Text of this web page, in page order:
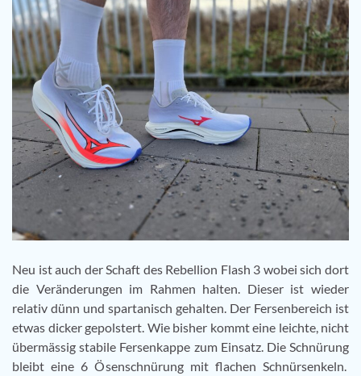
Neu ist auch der Schaft des Rebellion Flash 3 wobei sich dort
die Veränderungen im Rahmen halten. Dieser ist wieder
relativ dünn und spartanisch gehalten. Der Fersenbereich ist
etwas dicker gepolstert. Wie bisher kommt eine leichte, nicht
übermässig stabile Fersenkappe zum Einsatz. Die Schnürung
bleibt eine 6 Ösenschnürung mit flachen Schnürsenkeln.